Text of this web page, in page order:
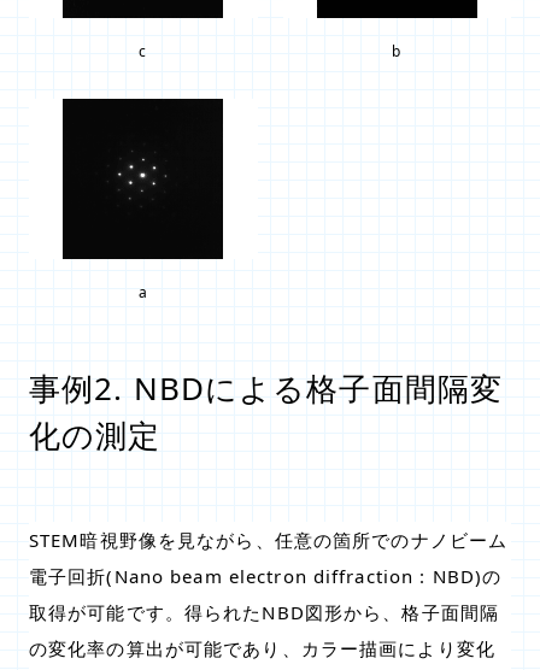
c b
a
事例2. NBDによる格子面間隔変
化の測定
STEM暗視野像を見ながら、任意の箇所でのナノビーム
電子回折(Nano beam electron diffraction : NBD)の
取得が可能です。得られたNBD図形から、格子面間隔
の変化率の算出が可能であり、カラー描画により変化